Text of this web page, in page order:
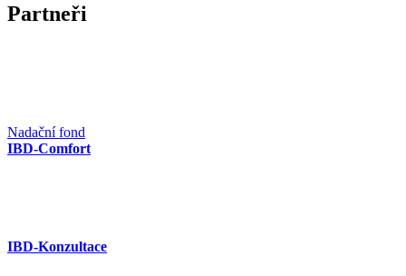
Partneři
Nadační fond
IBD-Comfort
IBD-Konzultace